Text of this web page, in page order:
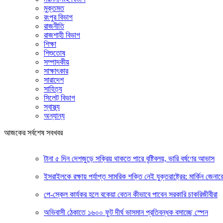
মুক্তমত
রংপুর বিভাগ
রাজনীতি
রাজশাহী বিভাগ
শিক্ষা
শিশুতোষ
সম্পাদকীয়
সাক্ষাৎকার
সারাদেশ
সাহিত্য
সিলেট বিভাগ
স্বাস্থ্য
অন্যান্য
আজকের সর্বশেষ সবখবর
টানা ৫ দিন দেশজুড়ে সক্রিয় থাকতে পারে বৃষ্টিবলয়, ভারি বর্ষণের আভাস
ইসরাইলকে রক্ষায় পর্যাপ্ত সামরিক শক্তি নেই যুক্তরাষ্ট্রের: মার্কিন
পে-স্কেল কার্যকর হলে বকেয়া বেতন কীভাবে পাবেন সরকারি চাকরিজীবীরা
অভিবাসী ঠেকাতে ১৬০০ ফুট দীর্ঘ ভাসমান প্রতিবন্ধক বসাচ্ছে স্পেন